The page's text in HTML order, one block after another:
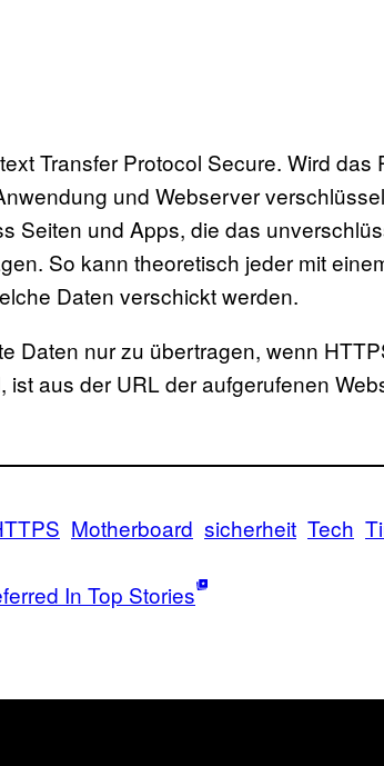
Transfer Protocol Secure. Wird das
und Webserver
Seiten und Apps, die das
So kann theoretisch jeder mit
Daten verschickt werden.
Daten nur zu übertragen, wenn
aus der URL der aufgerufenen
Motherboard sicherheit Tech
In Top Stories